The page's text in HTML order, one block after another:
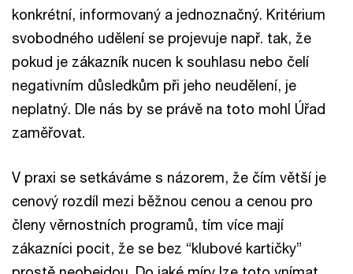
konkrétní, informovaný a jednoznačný. Kritérium
svobodného udělení se projevuje např. tak, že
pokud je zákazník nucen k souhlasu nebo čelí
negativním důsledkům při jeho neudělení, je
neplatný. Dle nás by se právě na toto mohl Úřad
zaměřovat.
V praxi se setkáváme s názorem, že čím větší je
cenový rozdíl mezi běžnou cenou a cenou pro
členy věrnostních programů, tím více mají
zákazníci pocit, že se bez “klubové kartičky”